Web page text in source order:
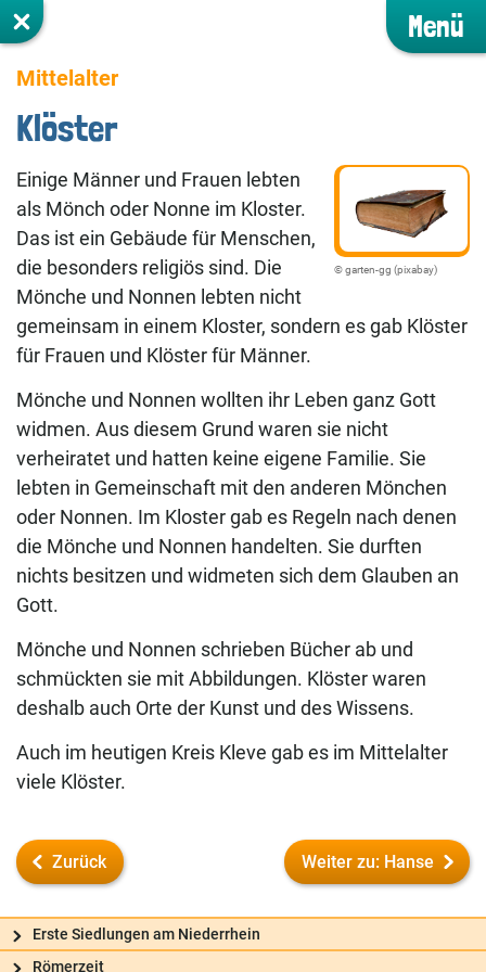
Menü
Mittelalter
Klöster
©️ garten-gg (pixabay)
Einige Männer und Frauen lebten
als Mönch oder Nonne im Kloster.
Das ist ein Gebäude für Menschen,
die besonders religiös sind. Die
Mönche und Nonnen lebten nicht
gemeinsam in einem Kloster, sondern es gab Klöster
für Frauen und Klöster für Männer.
Mönche und Nonnen wollten ihr Leben ganz Gott
widmen. Aus diesem Grund waren sie nicht
verheiratet und hatten keine eigene Familie. Sie
lebten in Gemeinschaft mit den anderen Mönchen
oder Nonnen. Im Kloster gab es Regeln nach denen
die Mönche und Nonnen handelten. Sie durften
nichts besitzen und widmeten sich dem Glauben an
Gott.
Mönche und Nonnen schrieben Bücher ab und
schmückten sie mit Abbildungen. Klöster waren
deshalb auch Orte der Kunst und des Wissens.
Auch im heutigen Kreis Kleve gab es im Mittelalter
viele Klöster.
Zurück Weiter zu: Hanse
Erste Siedlungen am Niederrhein
Römerzeit